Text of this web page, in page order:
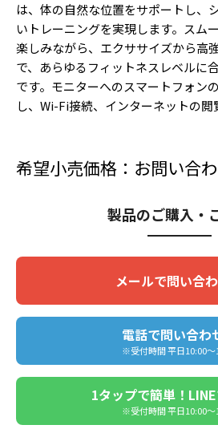
は、体の自然な位置をサポートし、
いトレーニングを実現します。スム
楽しみながら、エクササイズから高
で、あらゆるフィットネスレベルに
です。モニターへのスマートフォン
し、Wi-Fi接続、インターネットの閲
希望小売価格：お問い合
製品のご購入・
メールで問い合
電話で問い合わ
※受付時間 平日10:00〜
1タップで簡単！
※受付時間 平日10:00〜